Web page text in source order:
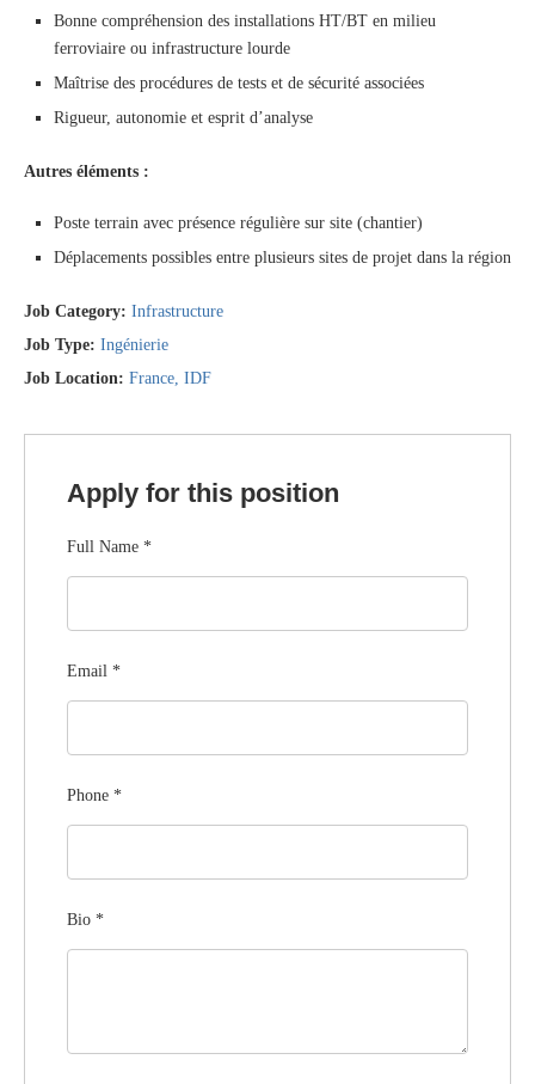
Bonne compréhension des installations HT/BT en milieu
ferroviaire ou infrastructure lourde
Maîtrise des procédures de tests et de sécurité associées
Rigueur, autonomie et esprit d’analyse
Autres éléments :
Poste terrain avec présence régulière sur site (chantier)
Déplacements possibles entre plusieurs sites de projet dans la région
Job Category: Infrastructure
Job Type: Ingénierie
Job Location: France IDF
Apply for this position
Full Name *
Email *
Phone *
Bio *